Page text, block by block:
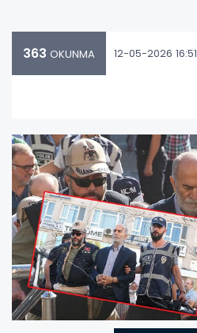
363 OKUNMA 12-05-2026 16:51